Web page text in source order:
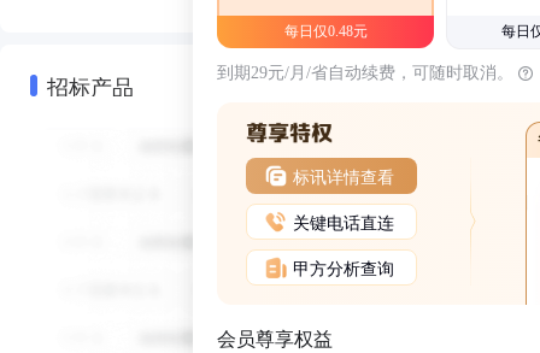
招标产品
每日仅0.48元 每日
到期29元/月/省自动续费，可随时取消。
标讯详情查看
关键电话直连
甲方分析查询
会员尊享权益